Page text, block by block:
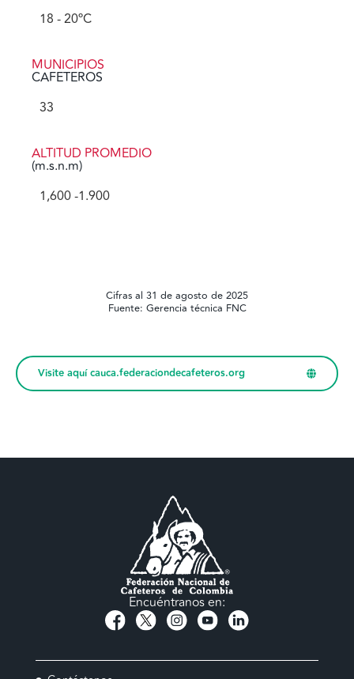
18 - 20ºC
MUNICIPIOS
CAFETEROS
33
ALTITUD PROMEDIO
(m.s.n.m)
1,600 -1.900
Cifras al 31 de agosto de 2025
Fuente: Gerencia técnica FNC
Visite aquí cauca.federaciondecafeteros.org
Encuéntranos en: